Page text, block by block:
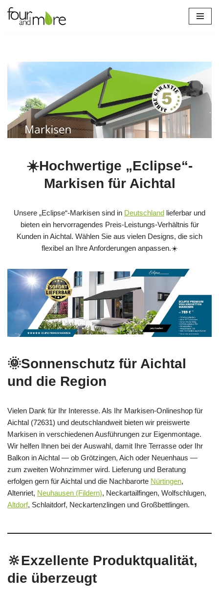
Zum
☀️Hochwertige „Eclipse“-
Markisen für Aichtal
Unsere „Eclipse“-Markisen sind in Deutschland lieferbar und
bieten ein hervorragendes Preis-Leistungs-Verhältnis für
Kunden in Aichtal. Wählen Sie aus vielen Designs, die sich
flexibel an Ihre Anforderungen anpassen.☀️
🌞Sonnenschutz für Aichtal
und die Region
Vielen Dank für Ihr Interesse. Als Ihr Markisen-Onlineshop für
Aichtal (72631) und deutschlandweit bieten wir preiswerte
Markisen in verschiedenen Ausführungen zur Eigenmontage.
Wir helfen Ihnen bei der Auswahl, damit Ihre Terrasse oder Ihr
Balkon in Aichtal — ob Grötzingen, Aich oder Neuenhaus —
zum zweiten Wohnzimmer wird. Lieferung und Beratung
erfolgen gern für Aichtal und die Nachbarorte Nürtingen,
Altenriet, Neuhausen (Fildern), Neckartailfingen, Wolfschlugen,
Altdorf, Schlaitdorf, Neckartenzlingen und Großbettlingen.
🔆Exzellente Produktqualität,
die überzeugt